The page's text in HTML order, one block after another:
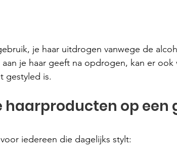
je haar uitdrogen vanwege de
je haar geeft na opdrogen, kan er
gestyled is.
haarproducten op een
iedereen die dagelijks stylt: